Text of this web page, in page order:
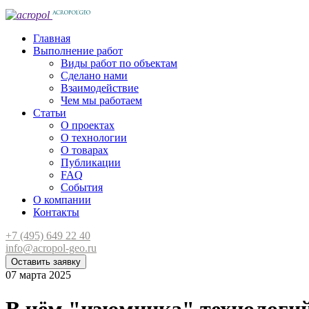
Главная
Выполнение работ
Виды работ по объектам
Сделано нами
Взаимодействие
Чем мы работаем
Статьи
О проектах
О технологии
О товарах
Публикации
FAQ
События
О компании
Контакты
+7 (495) 649 22 40
info@acropol-geo.ru
Оставить заявку
07 марта 2025